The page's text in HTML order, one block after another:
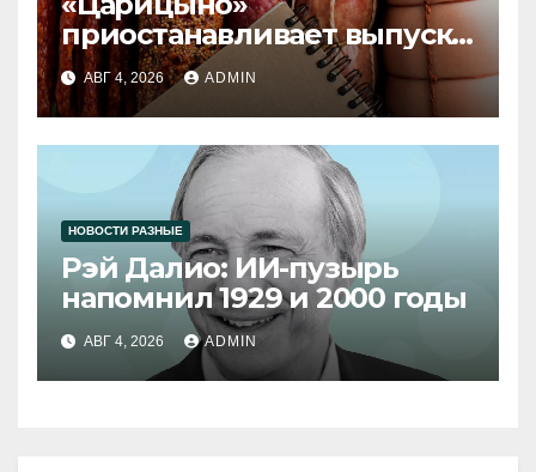
приостанавливает выпуск
продукции
АВГ 4, 2026 ADMIN
НОВОСТИ РАЗНЫЕ
Рэй Далио: ИИ-пузырь
напомнил 1929 и 2000 годы
АВГ 4, 2026 ADMIN